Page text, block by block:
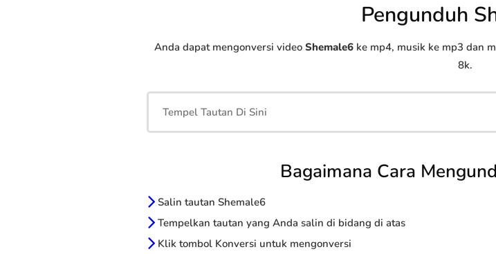
Pengunduh
Anda dapat mengonversi video Shemale6ke mp4, musik ke mp3 dan
8k.
Bagaimana Cara
Salin tautan Shemale6
Tempelkan tautan yang Anda salin di bidang di atas
Klik tombol Konversi untuk mengonversi